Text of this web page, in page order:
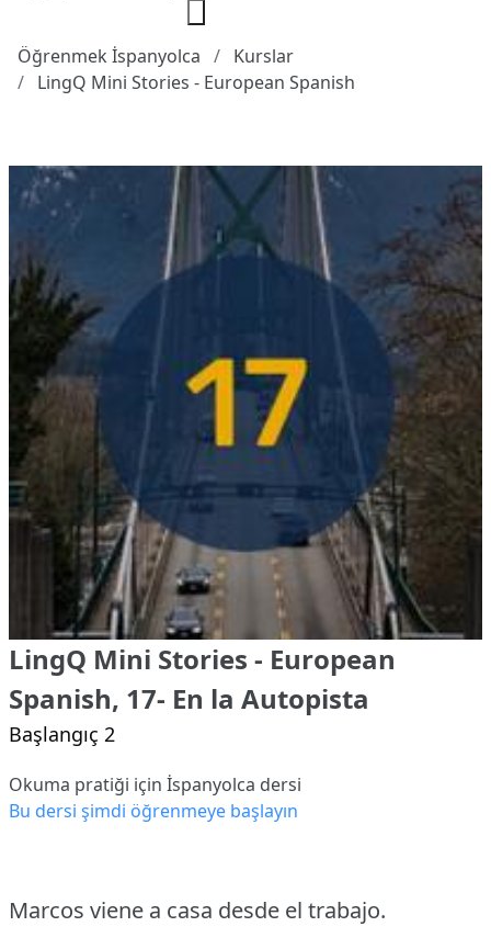
Öğrenmek İspanyolca
Kurslar
LingQ Mini Stories - European Spanish
LingQ Mini Stories - European
Spanish, 17- En la Autopista
Başlangıç 2
Okuma pratiği için İspanyolca dersi
Bu dersi şimdi öğrenmeye başlayın
Marcos viene a casa desde el trabajo.